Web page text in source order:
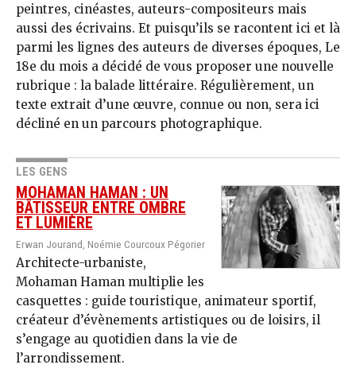
peintres, cinéastes, auteurs-compositeurs mais
aussi des écrivains. Et puisqu’ils se racontent ici et là
parmi les lignes des auteurs de diverses époques, Le
18e du mois a décidé de vous proposer une nouvelle
rubrique : la balade littéraire. Régulièrement, un
texte extrait d’une œuvre, connue ou non, sera ici
décliné en un parcours photographique.
LES GENS
MOHAMAN HAMAN : UN
BÂTISSEUR ENTRE OMBRE
ET LUMIÈRE
Erwan Jourand, Noémie Courcoux Pégorier
Architecte-urbaniste,
Mohaman Haman multiplie les
casquettes : guide touristique, animateur sportif,
créateur d’évènements artistiques ou de loisirs, il
s’engage au quotidien dans la vie de
l’arrondissement.